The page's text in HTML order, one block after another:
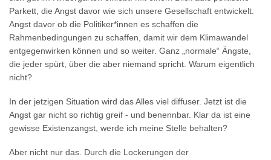
Parkett, die Angst davor wie sich unsere Gesellschaft entwickelt.
Angst davor ob die Politiker*innen es schaffen die
Rahmenbedingungen zu schaffen, damit wir dem Klimawandel
entgegenwirken können und so weiter. Ganz „normale“ Ängste,
die jeder spürt, über die aber niemand spricht. Warum eigentlich
nicht?
In der jetzigen Situation wird das Alles viel diffuser. Jetzt ist die
Angst gar nicht so richtig greif - und benennbar. Klar da ist eine
gewisse Existenzangst, werde ich meine Stelle behalten?
Aber nicht nur das. Durch die Lockerungen der